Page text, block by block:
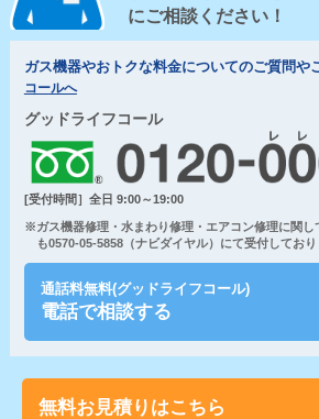
にご相談ください！
ガス機器やおトクな料金についてのご質問や
コールへ
グッドライフコール
[受付時間］全日 9:00～19:00
※ガス機器修理・水まわり修理・エアコン修理に関し
も0570-05-5858（ナビダイヤル）にて受付しており
通話料無料(グッドライフコール)
電話で相談する
無料お見積りはこちら